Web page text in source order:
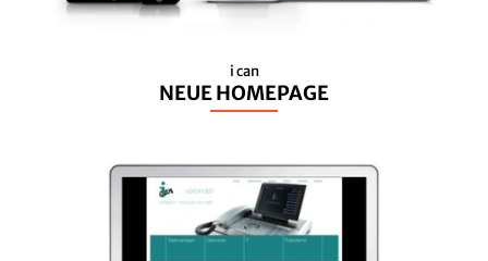
i can
NEUE HOMEPAGE